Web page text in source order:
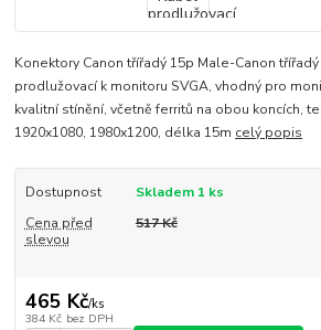
Konektory Canon třířadý 15p Male-Canon
prodlužovací k monitoru SVGA, vhodný pro
kvalitní stínění, včetně ferritů na obou koncích,
1920x1080, 1980x1200, délka 15m celý popis
Dostupnost
Skladem 1 ks
Cena před
slevou
517 Kč
465 Kč/ks
384 Kč bez DPH